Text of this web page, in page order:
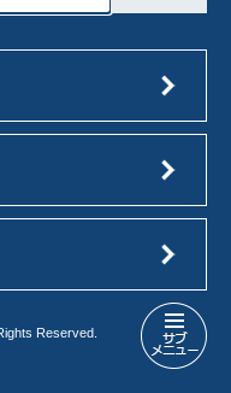
企
Reserved.